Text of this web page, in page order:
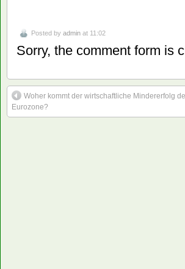
Posted by admin at 11:02
Sorry, the comment form is
Woher kommt der wirtschaftliche Mindererfolg
Eurozone?